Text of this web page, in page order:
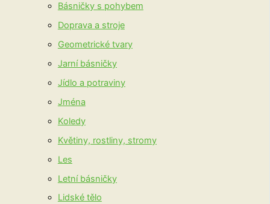
Básničky s pohybem
Doprava a stroje
Geometrické tvary
Jarní básničky
Jídlo a potraviny
Jména
Koledy
Květiny, rostliny, stromy
Les
Letní básničky
Lidské tělo